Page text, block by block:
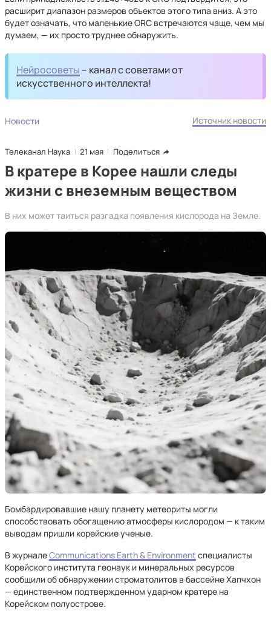
расширит диапазон размеров объектов этого типа вниз. А это
будет означать, что маленькие ORC встречаются чаще, чем мы
думаем, — их просто труднее обнаружить.
Нейросоветы – канал с советами от
искусственного интеллекта!
Новости Источник новости
Телеканал Наука 21 мая Поделиться
В кратере в Корее нашли следы
жизни с внеземным веществом
В них может таиться разгадка появления кислорода на Земле.
Бомбардировавшие нашу планету метеориты могли
способствовать обогащению атмосферы кислородом — к таким
выводам пришли корейские ученые.
В журналеCommunications Earth & Environmentспециалисты
Корейского института геонаук и минеральных ресурсов
сообщили об обнаружении строматолитов в бассейне Хапчхон
— единственном подтвержденном ударном кратере на
Корейском полуострове.